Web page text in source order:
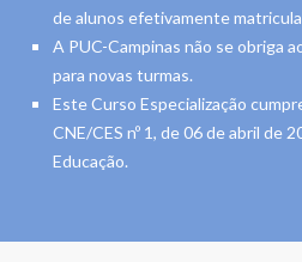
de alunos efetivamente
A PUC-Campinas não se obriga
para novas turmas.
Este Curso Especialização
CNE/CES nº 1, de 06 de abril de
Educação.